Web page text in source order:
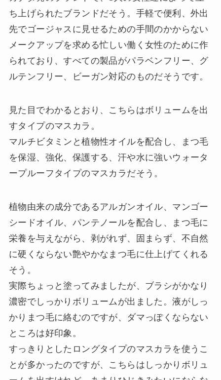
ち上げられたブランドだそう。手軽で便利、外出
先でゴージャスに見せるための手間のかからない
メークアップを求める忙しい働く女性のために作
られており、すべての製品がパラベンフリー、グ
ルテンフリー、ビーガン対応のものだそうです。
見た目でわかるとおり、こちらはボリュームを出
すタイプのマスカラ。
マルチビタミンと植物性オイルを配合し、まつ毛
を保湿、強化、保護する、汗や水に強いウォータ
ープルーフタイプのマスカラだそう。
植物由来の成分であるアルガンオイル、マンゴー
シードオイル、パンテノールを配合し、まつ毛に
栄養を与えながら、剥がれず、固まらず、不自然
に硬くならない艶やかなまつ毛に仕上げてくれる
そう。
実際ちょっと塗ってみましたが、ブラシがかなり
濃密でしっかりボリュームが出ました。液がしっ
かりまつ毛に絡むのですが、ダマっぽくならない
ところは好印象。
すっきりとしたロングタイプのマスカラを使うこ
とが多かったのですが、こちらはしっかりボリュ